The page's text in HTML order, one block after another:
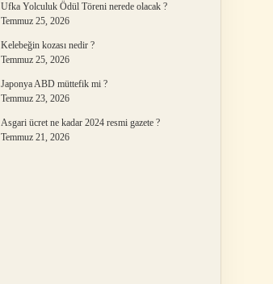
Ufka Yolculuk Ödül Töreni nerede olacak ?
Temmuz 25, 2026
Kelebeğin kozası nedir ?
Temmuz 25, 2026
Japonya ABD müttefik mi ?
Temmuz 23, 2026
Asgari ücret ne kadar 2024 resmi gazete ?
Temmuz 21, 2026